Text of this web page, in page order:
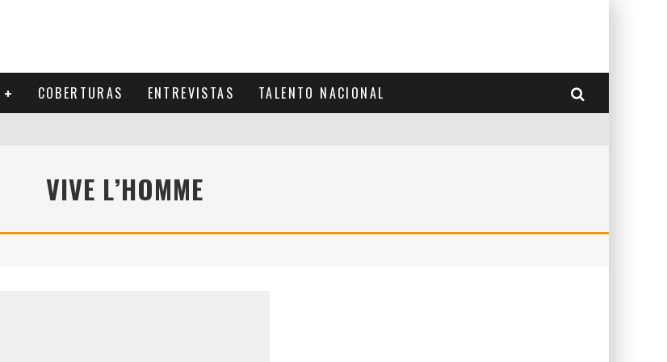
COBERTURAS ENTREVISTAS TALENTO NACIONAL
VIVE L’HOMME